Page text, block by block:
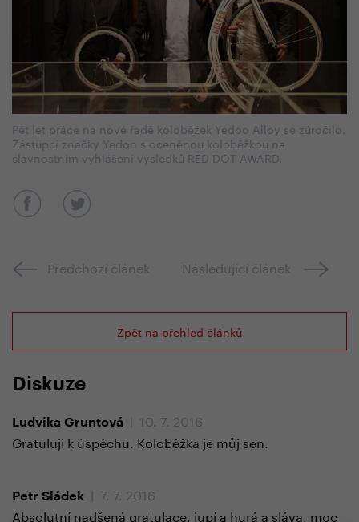
Pět let práce na nové řadě koloběžek Yedoo Alloy se zúročilo.
Zástupci značky Yedoo s oceněnou koloběžkou na
slavnostním vyhlášení výsledků RED DOT AWARD.
Předchozí článek Následující článek
Zpět na přehled článků
Diskuze
Ludvika Gruntová
| 10. 7. 2016
Gratuluji k úspěchu. Koloběžka je můj sen.
Petr Sládek
| 7. 7. 2016
Absolutní nadšená gratulace, jupí a hurá a sláva, moc